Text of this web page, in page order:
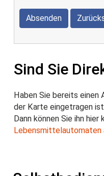
Absenden
Sind Sie
Haben Sie bereits einen
der Karte eingetragen
Dann können Sie ihn
Lebensmittelautomaten